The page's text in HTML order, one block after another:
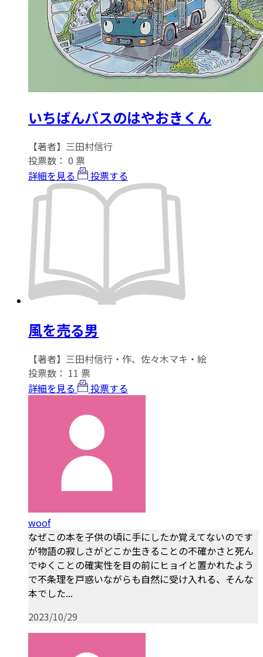
いちばんバスのはやおきくん
【著者】三田村信行
投票数： 0 票
詳細を見る
投票する
風を売る男
【著者】三田村信行・作、佐々木マキ・絵
投票数： 11 票
詳細を見る
投票する
woof
なぜこの本を子供の頃に手にしたか覚えてないのです
が物語の寂しさがどこか生きることの不確かさと死ん
でゆくことの確実性を目の前にヒョイと置かれたよう
で不条理を戸惑いながらも自然に受け入れる、そんな
本でした...
2023/10/29